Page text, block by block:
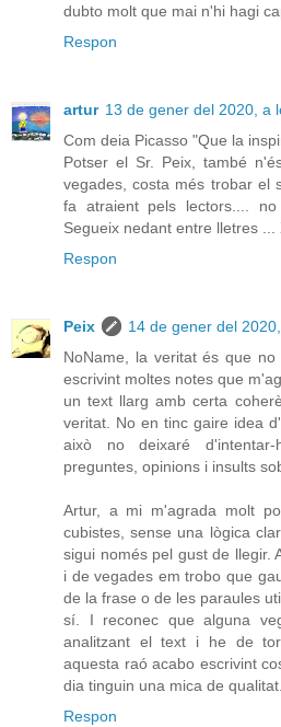
dubto molt que mai n'hi hagi
Respon
artur 13 de gener del 2020, a
Com deia Picasso "Que la
Potser el Sr. Peix, també
vegades, costa més trobar el
fa atraient pels lectors....
Segueix nedant entre lletres ...
Respon
Peix
14 de gener del
NoName, la veritat és que
escrivint moltes notes que
un text llarg amb certa
veritat. No en tinc gaire idea
això no deixaré
preguntes, opinions i insults
Artur, a mi m'agrada molt
cubistes, sense una lògica
sigui només pel gust de llegir.
i de vegades em trobo que
de la frase o de les paraules
sí. I reconec que alguna
analitzant el text i he de
aquesta raó acabo escrivint
dia tinguin una mica de qualitat.
Respon